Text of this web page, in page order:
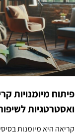
פיתוח מיומנויות
ואסטרטגיות
קריאה היא מיומנות